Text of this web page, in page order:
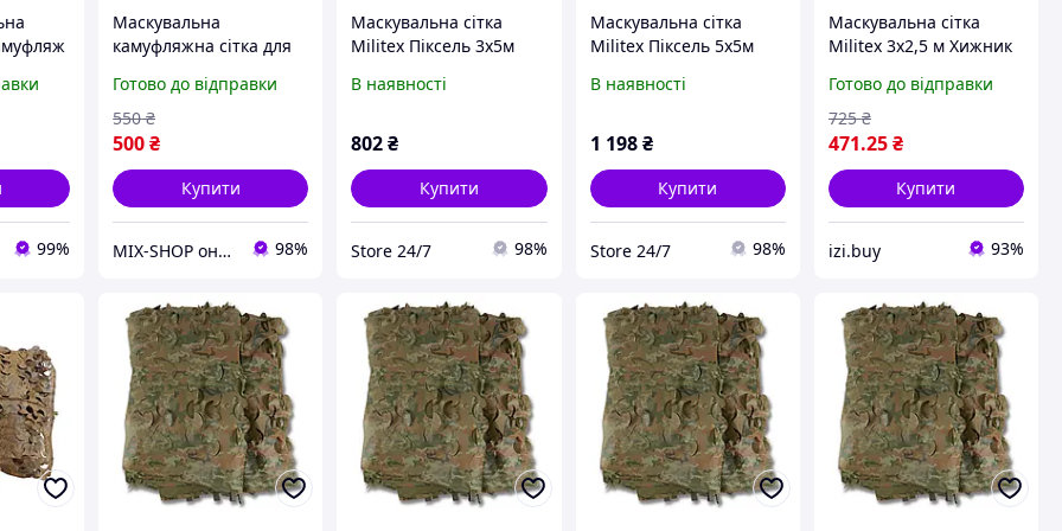
99%
Маскувальна
камуфляжна сітка для
укриттів Militex Очерет
2х5м (площа 10 кв.м.)
Готово до відправки
500₴
550 ₴
Купити
MIX-SHOP онлайн магазин 98%
Маскувальна сітка
Militex Піксель 3х5м
В наявності
802₴
Купити
Store 24/7 98%
Маскувальна сітка
Militex Піксель 5х5м
В наявності
1 198 ₴
Купити
Store 24/7 98%
Маскувальна сітка
Militex 3х2,5 м Хижник
Готово до відправки
471.25₴
725 ₴
Купити
izi.buy 93%